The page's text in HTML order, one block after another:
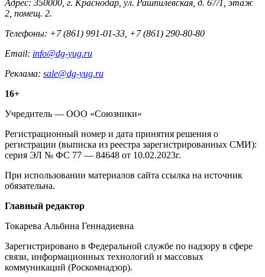
Адрес: 350000, г. Краснодар, ул. Рашпилевская, д. 67/1, этаж
2, помещ. 2.
Телефоны: +7 (861) 991-01-33, +7 (861) 290-80-80
Email: info@dg-yug.ru
Реклама: sale@dg-yug.ru
Информация
о
издании
16+
Учредитель — ООО «Союзники»
Регистрационный номер и дата принятия решения о
регистрации (выписка из реестра зарегистрированных СМИ):
серия ЭЛ № ФС 77 — 84648 от 10.02.2023г.
При использовании материалов сайта ссылка на источник
обязательна.
Редакция
Главный редактор
Токарева Альбина Геннадиевна
Зарегистрировано в Федеральной службе по надзору в сфере
связи, информационных технологий и массовых
коммуникаций (Роскомнадзор).